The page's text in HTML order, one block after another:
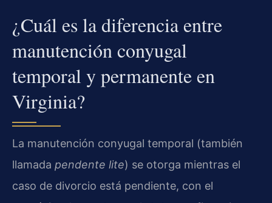
¿Cuál es la diferencia entre
manutención conyugal
temporal y permanente en
Virginia?
La manutención conyugal temporal (también
llamada pendente lite) se otorga mientras el
caso de divorcio está pendiente, con el